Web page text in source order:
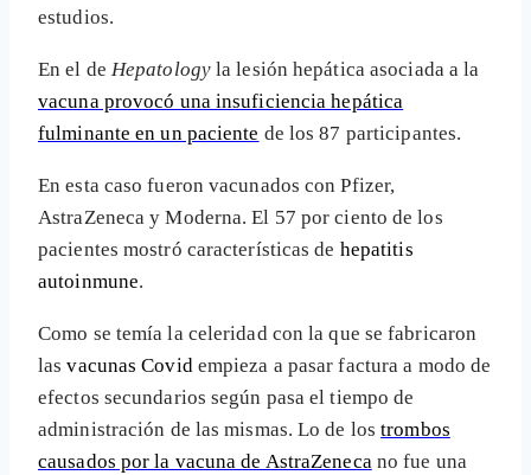
estudios.
En el de Hepatologyla lesión hepática asociada a la
vacuna provocó una insuficiencia hepática
fulminante en un paciente de los 87 participantes.
En esta caso fueron vacunados con Pfizer,
AstraZeneca y Moderna. El 57 por ciento de los
pacientes mostró características de hepatitis
autoinmune.
Como se temía la celeridad con la que se fabricaron
lasvacunas Covidempieza a pasar factura a modo de
efectos secundarios según pasa el tiempo de
administración de las mismas. Lo de lostrombos
causados por la vacuna de AstraZenecano fue una